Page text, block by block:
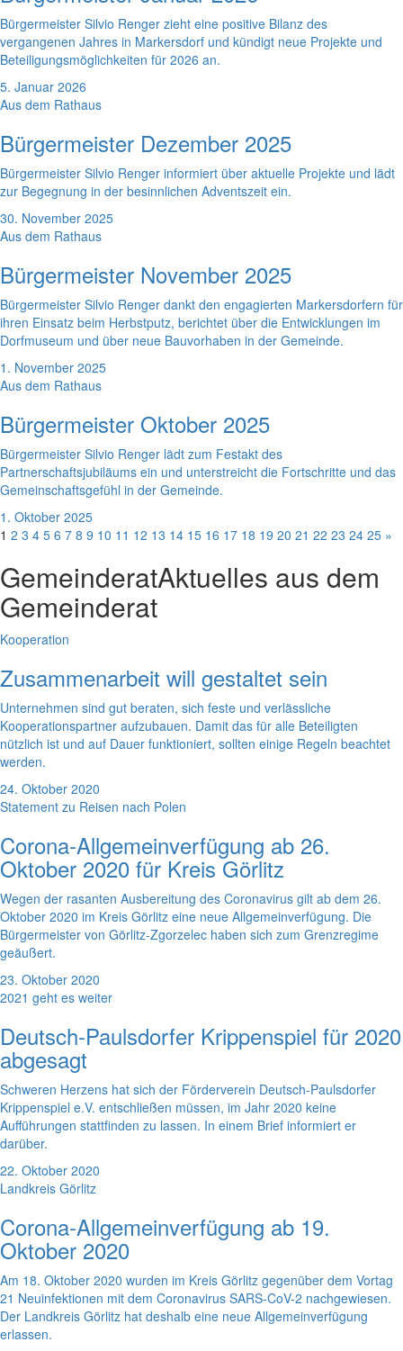
Bürgermeister Silvio Renger zieht eine positive Bilanz des
vergangenen Jahres in Markersdorf und kündigt neue Projekte und
Beteiligungsmöglichkeiten für 2026 an.
5. Januar 2026
Aus dem Rathaus
Bürgermeister Dezember 2025
Bürgermeister Silvio Renger informiert über aktuelle Projekte und lädt
zur Begegnung in der besinnlichen Adventszeit ein.
30. November 2025
Aus dem Rathaus
Bürgermeister November 2025
Bürgermeister Silvio Renger dankt den engagierten Markersdorfern für
ihren Einsatz beim Herbstputz, berichtet über die Entwicklungen im
Dorfmuseum und über neue Bauvorhaben in der Gemeinde.
1. November 2025
Aus dem Rathaus
Bürgermeister Oktober 2025
Bürgermeister Silvio Renger lädt zum Festakt des
Partnerschaftsjubiläums ein und unterstreicht die Fortschritte und das
Gemeinschaftsgefühl in der Gemeinde.
1. Oktober 2025
1 2 3 4 5 6 7 8 9 10 11 12 13 14 15 16 17 18 19 20 21 22 23 24 25 »
GemeinderatAktuelles aus dem
Gemeinderat
Kooperation
Zusammenarbeit will gestaltet sein
Unternehmen sind gut beraten, sich feste und verlässliche
Kooperationspartner aufzubauen. Damit das für alle Beteiligten
nützlich ist und auf Dauer funktioniert, sollten einige Regeln beachtet
werden.
24. Oktober 2020
Statement zu Reisen nach Polen
Corona-Allgemeinverfügung ab 26.
Oktober 2020 für Kreis Görlitz
Wegen der rasanten Ausbereitung des Coronavirus gilt ab dem 26.
Oktober 2020 im Kreis Görlitz eine neue Allgemeinverfügung. Die
Bürgermeister von Görlitz-Zgorzelec haben sich zum Grenzregime
geäußert.
23. Oktober 2020
2021 geht es weiter
Deutsch-Paulsdorfer Krippenspiel für 2020
abgesagt
Schweren Herzens hat sich der Förderverein Deutsch-Paulsdorfer
Krippenspiel e.V. entschließen müssen, im Jahr 2020 keine
Aufführungen stattfinden zu lassen. In einem Brief informiert er
darüber.
22. Oktober 2020
Landkreis Görlitz
Corona-Allgemeinverfügung ab 19.
Oktober 2020
Am 18. Oktober 2020 wurden im Kreis Görlitz gegenüber dem Vortag
21 Neuinfektionen mit dem Coronavirus SARS-CoV-2 nachgewiesen.
Der Landkreis Görlitz hat deshalb eine neue Allgemeinverfügung
erlassen.